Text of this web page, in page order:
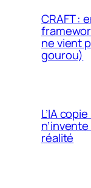
CRAFT :
ne vient
gourou)
L’IA
réalité